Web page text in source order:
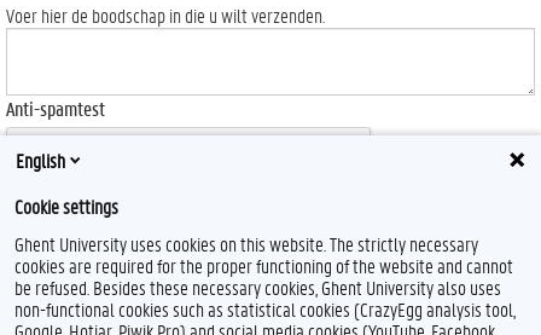
Voer hier de boodschap in die u wilt verzenden.
Anti-spamtest
Send
English
Cookie settings
Ghent University uses cookies on this website. The strictly necessary
cookies are required for the proper functioning of the website and cannot
be refused. Besides these necessary cookies, Ghent University also uses
non-functional cookies such as statistical cookies (CrazyEgg analysis tool,